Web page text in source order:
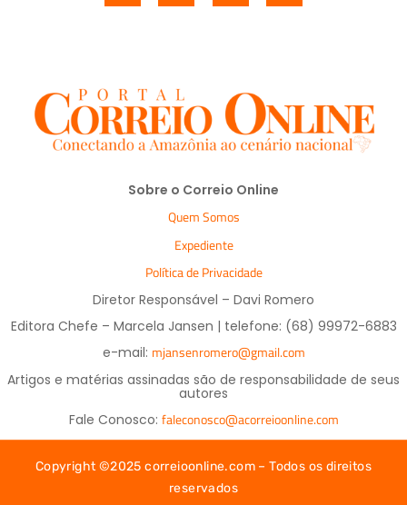
Sobre o Correio Online
Quem Somos
Expediente
Política de Privacidade
Diretor Responsável – Davi Romero
Editora Chefe – Marcela Jansen | telefone: (68) 99972-6883
e-mail: mjansenromero@gmail.com
Artigos e matérias assinadas são de responsabilidade de seus
autores
Fale Conosco: faleconosco@acorreioonline.com
Copyright ©2025 correioonline.com – Todos os direitos
reservados